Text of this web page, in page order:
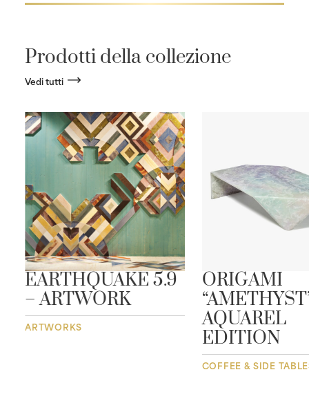
Prodotti della collezione
Vedi tutti
EARTHQUAKE 5.9
– ARTWORK
ARTWORKS
ORIGAMI
AQUAREL
EDITION
COFFEE & SIDE